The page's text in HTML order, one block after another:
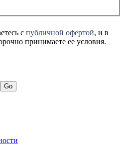
с публичной офертой, и в
принимаете ее условия.
Go